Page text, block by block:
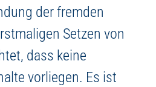
der fremden
Setzen von
dass keine
vorliegen. Es ist